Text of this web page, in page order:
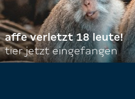
affe verletzt 18 leute!
tier jetzt eingefangen